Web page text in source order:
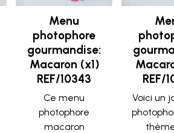
Menu
photophore
gourmandise:
Macaron (x1)
REF/10343
Ce menu
photophore
macaron
REF/
Voici un